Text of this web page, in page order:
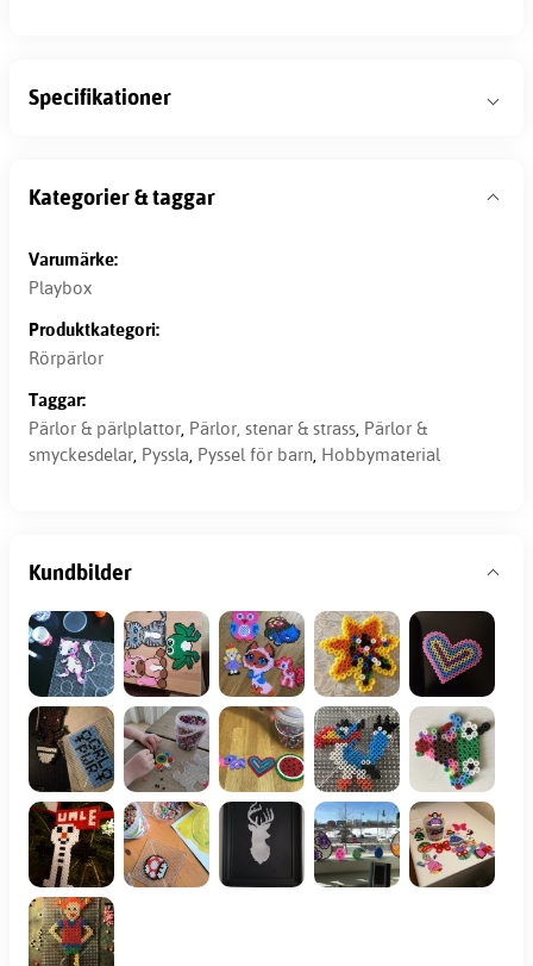
Specifikationer
Kategorier & taggar
Varumärke:
Playbox
Produktkategori:
Rörpärlor
Taggar:
Pärlor & pärlplattor, Pärlor, stenar & strass, Pärlor &
smyckesdelar, Pyssla, Pyssel för barn, Hobbymaterial
Kundbilder